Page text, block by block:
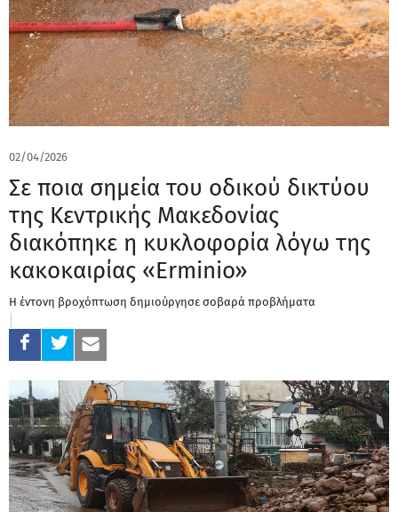
02/04/2026
Σε ποια σημεία του οδικού δικτύου
της Κεντρικής Μακεδονίας
διακόπηκε η κυκλοφορία λόγω της
κακοκαιρίας «Erminio»
Η έντονη βροχόπτωση δημιούργησε σοβαρά προβλήματα